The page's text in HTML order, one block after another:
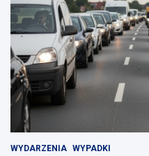
WYDARZENIA WYPADKI